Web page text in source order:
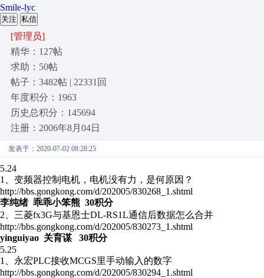
Smile-lyc
关注 私信
[管理员]
精华：127帖
求助：50帖
帖子：3482帖 | 22331回
年度积分：1963
历史总积分：145694
注册：2006年8月04日
发表于：2020-07-02 08:28:25
5.24
1、变频器控制电机，电机没有力，是何原因？
http://bbs.gongkong.com/d/202005/830268_1.shtml
李纯绪 乖乖小笨熊 30积分
2、三菱fx3G与基恩士DL-RS1L通信后数据怎么合并
http://bbs.gongkong.com/d/202005/830273_1.shtml
yinguiyao 关育谋 30积分
5.25
1、永宏PLC接收MCGS里手动输入的数字
http://bbs.gongkong.com/d/202005/830294_1.shtml